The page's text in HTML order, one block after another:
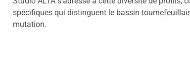
spécifiques qui distinguent le bassin
mutation.